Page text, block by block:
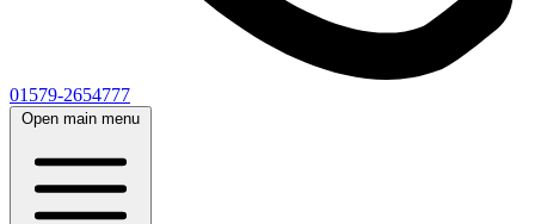
01579-2654777
Open main menu